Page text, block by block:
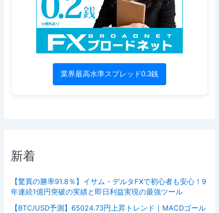
業界最高水準スプレッド0.3銭
新着
【驚異の勝率91.8％】イサム・デルタFXで初心者も安心！9
年連続1億円突破の実績と即日利益実現の最強ツール
【BTC/USD予測】65024.73円上昇トレンド｜MACDゴール